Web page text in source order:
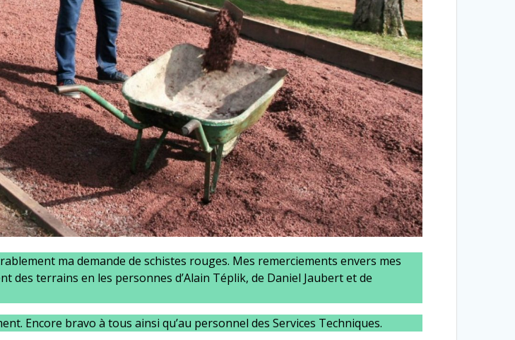
ma demande de schistes rouges. Mes remerciements envers mes
des terrains en les personnes d’Alain Téplik, de Daniel Jaubert et de
Encore bravo à tous ainsi qu’au personnel des Services Techniques.